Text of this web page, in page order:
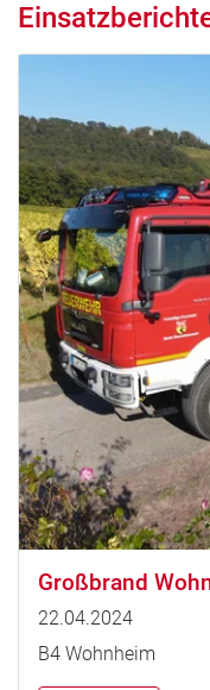
Großbrand
22.04.2024
B4 Wohnheim